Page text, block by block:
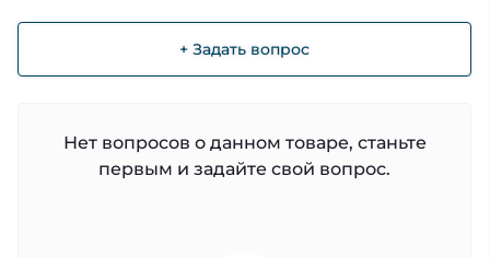
+ Задать вопрос
Нет вопросов о данном товаре, станьте
первым и задайте свой вопрос.